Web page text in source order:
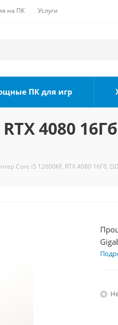
на ПК Услуги
ПК для игр
4080
Core i5 12600KF, RTX 4080 16Гб,
SSD